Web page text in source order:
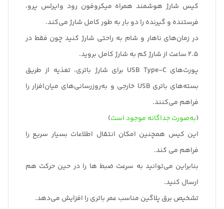
کیس شارژ هوشمند همراه میکروفون رود وایرلس پرو،
فرستنده و گیرنده را دو بار به طور کامل شارژ می‌کند.
در زمان‌های ناهار و شام به راحتی شارژ کنید چون فقط در
2.5 ساعت از شارژ کم به شارژ کامل بروید.
پورت‌های USB Type-C برای شارژ باتری، تغذیه از طریق
بسته‌های باتری USB خارجی و به‌روزرسانی‌های میان‌افزار را
فراهم می‌کنند.
(به‌صورت جداگانه موجود است)
این کیس همچنین امکان انتقال اطلاعات بسیار سریع را
فراهم می کند.
بنابراین می‌توانید به سرعت ضبط ها را در حین حرکت هم
ارسال کنید.
تشخیص برق پلاگین مناسب عمر باتری را افزایش می‌دهد.